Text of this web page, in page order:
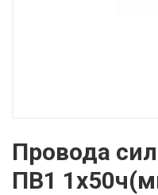
Провода
ПВ1